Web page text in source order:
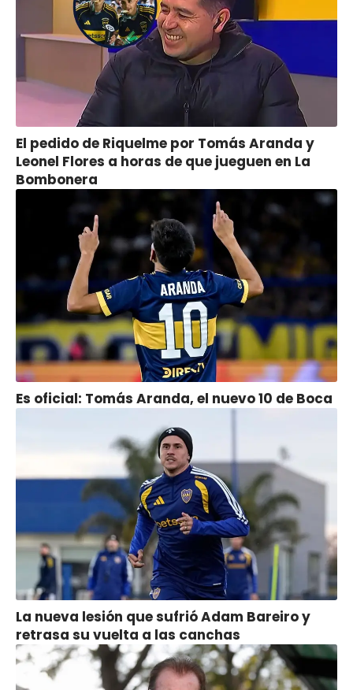
El pedido de Riquelme por Tomás Aranda y
Leonel Flores a horas de que jueguen en La
Bombonera
Es oficial: Tomás Aranda, el nuevo 10 de Boca
La nueva lesión que sufrió Adam Bareiro y
retrasa su vuelta a las canchas